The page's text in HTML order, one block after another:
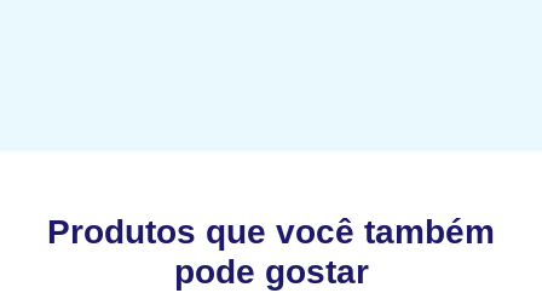
Produtos que você também
pode gostar